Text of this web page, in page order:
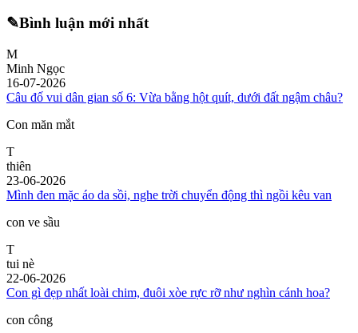
✎Bình luận mới nhất
M
Minh Ngọc
16-07-2026
Câu đố vui dân gian số 6: Vừa bằng hột quít, dưới đất ngậm châu?
Con măn mắt
T
thiên
23-06-2026
Mình đen mặc áo da sồi, nghe trời chuyển động thì ngồi kêu van
con ve sầu
T
tui nè
22-06-2026
Con gì đẹp nhất loài chim, đuôi xòe rực rỡ như nghìn cánh hoa?
con công